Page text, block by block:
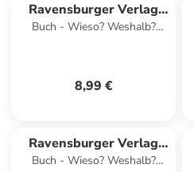
Ravensburger Verlag
GmbH
Buch - Wieso? Weshalb?
8,99 €
Ravensburger Verlag
GmbH
Buch - Wieso? Weshalb?